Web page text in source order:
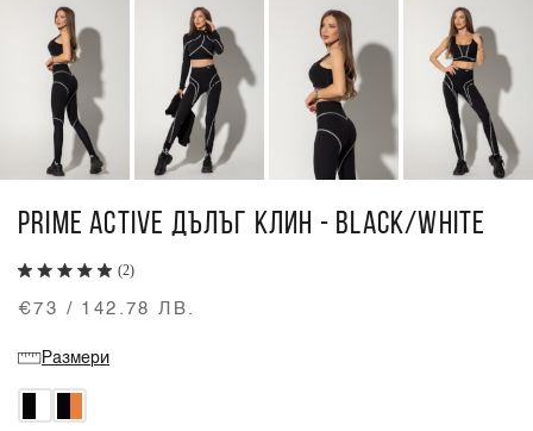
PRIME ACTIVE ДЪЛЪГ КЛИН - BLACK/WHITE
(2)
€73 / 142.78 ЛВ.
Размери